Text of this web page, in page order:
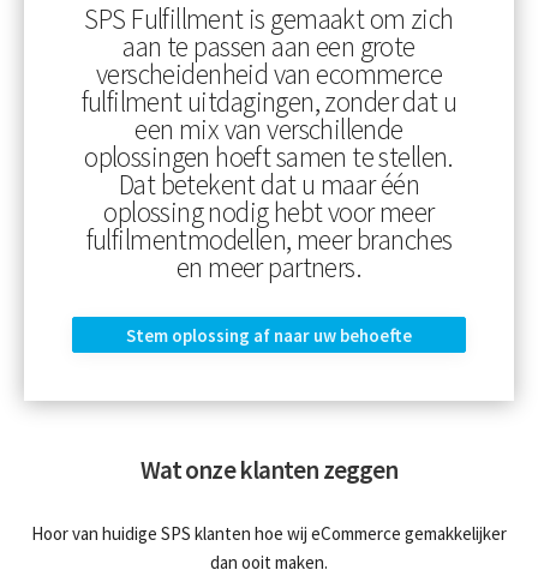
SPS Fulfillment is gemaakt om zich
aan te passen aan een grote
verscheidenheid van ecommerce
fulfilment uitdagingen, zonder dat u
een mix van verschillende
oplossingen hoeft samen te stellen.
Dat betekent dat u maar één
oplossing nodig hebt voor meer
fulfilmentmodellen, meer branches
en meer partners.
Stem oplossing af naar uw behoefte
Wat onze klanten zeggen
Hoor van huidige SPS klanten hoe wij eCommerce gemakkelijker
dan ooit maken.